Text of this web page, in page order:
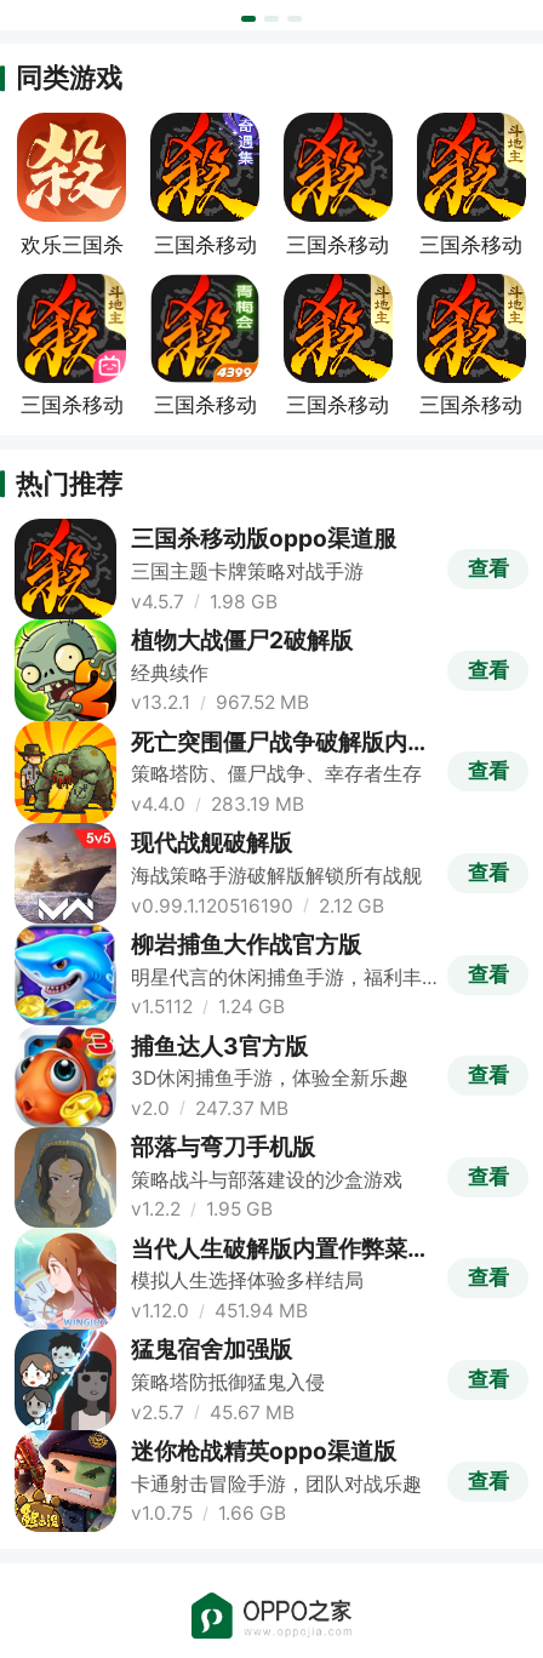
同类游戏
欢乐三国杀
三国杀移动
版
三国杀移动
道服
三国杀移动
服
三国杀移动
三国杀移动
三国杀移动
三国杀移动
热门推荐
三国杀移动版oppo渠道服
三国主题卡牌策略对战手游
v4.5.7
1.98 GB
查看
植物大战僵尸2破解版
经典续作
v13.2.1
967.52 MB
查看
死亡突围僵尸战争破解版内置
修改器版
策略塔防、僵尸战争、幸存者生存
v4.4.0
283.19 MB
查看
现代战舰破解版
海战策略手游破解版解锁所有战舰
v0.99.1.120516190
2.12 GB
查看
柳岩捕鱼大作战官方版
明星代言的休闲捕鱼手游，福利丰
富
v1.5112 1.24 GB
查看
捕鱼达人3官方版
3D休闲捕鱼手游，体验全新乐趣
v2.0
247.37 MB
查看
部落与弯刀手机版
策略战斗与部落建设的沙盒游戏
v1.2.2
1.95 GB
查看
当代人生破解版内置作弊菜单
版
模拟人生选择体验多样结局
v1.12.0
451.94 MB
查看
猛鬼宿舍加强版
策略塔防抵御猛鬼入侵
v2.5.7
45.67 MB
查看
迷你枪战精英oppo渠道版
卡通射击冒险手游，团队对战乐趣
v1.0.75
1.66 GB
查看